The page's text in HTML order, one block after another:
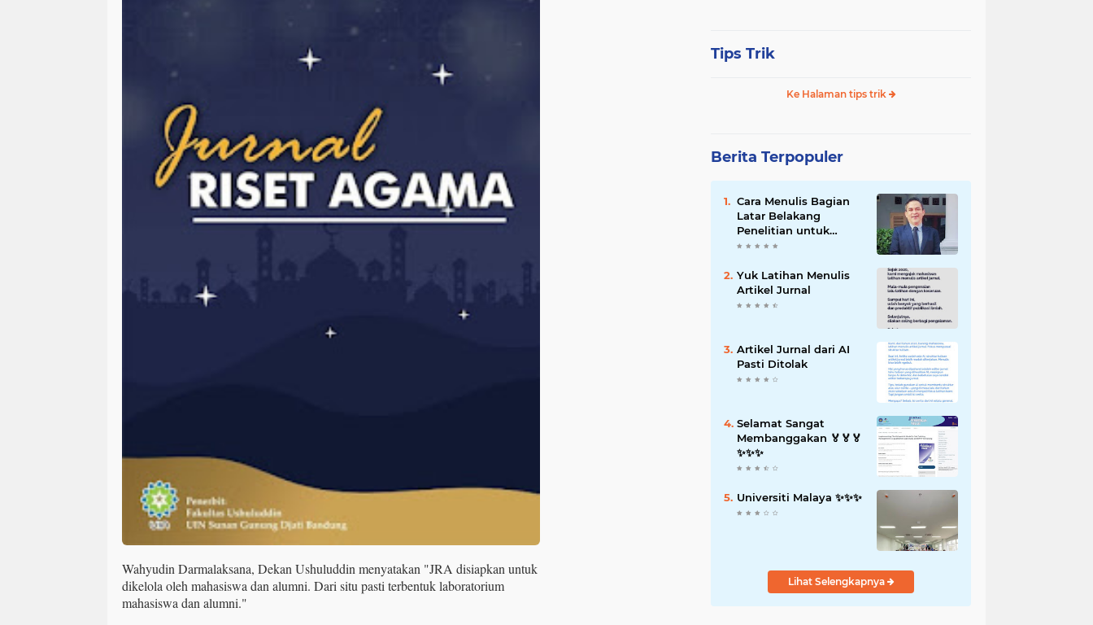
Wahyudin Darmalaksana, Dekan Ushuluddin menyatakan "JRA disiapkan untuk
dikelola oleh mahasiswa dan alumni. Dari situ pasti terbentuk laboratorium
mahasiswa dan alumni."
Tips Trik
Ke Halaman tips trik
Berita Terpopuler
Cara Menulis Bagian
Latar Belakang
Penelitian untuk
Proposal Skripsi
Yuk Latihan Menulis
Artikel Jurnal
Artikel Jurnal dari AI
Pasti Ditolak
Selamat Sangat
Membanggakan 🏅🏅🏅
✨️✨️✨️
Universiti Malaya ✨️✨️✨️
Lihat Selengkapnya